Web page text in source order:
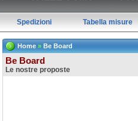
Spedizioni Tabella misure
Home » Be Board
Be Board
Le nostre proposte